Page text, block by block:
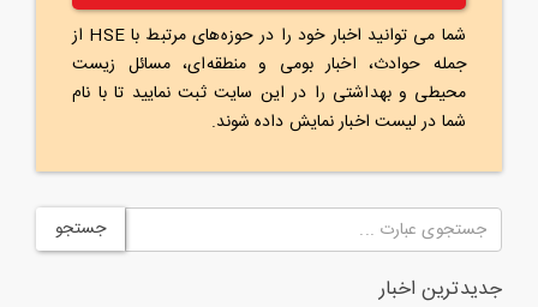
شما می توانید اخبار خود را در حوزه‌های مرتبط با HSE از
جمله حوادث، اخبار بومی و منطقه‌ای، مسائل زیست
محیطی و بهداشتی را در این سایت ثبت نمایید تا با نام
شما در لیست اخبار نمایش داده شوند.
جستجو
جدیدترین اخبار